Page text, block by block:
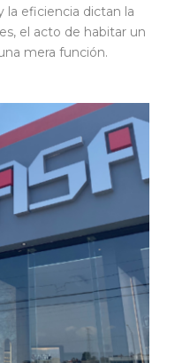
la eficiencia dictan la
el acto de habitar un
mera función.